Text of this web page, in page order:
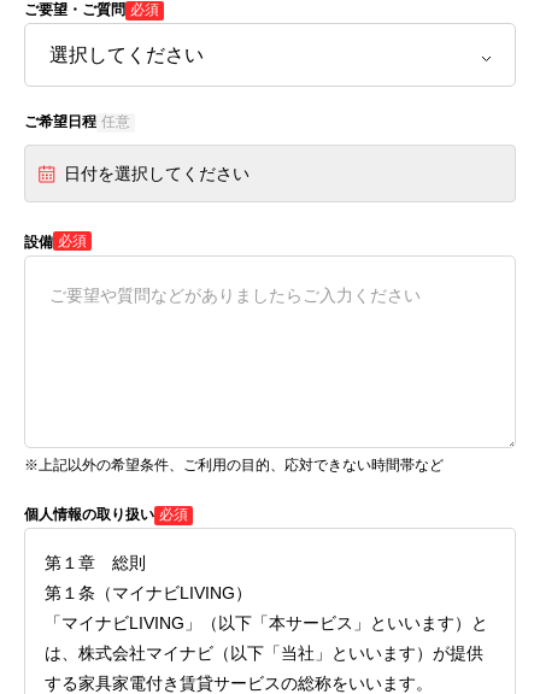
ご要望・ご質問 必須
ご希望日程 任意
日付を選択してください
設備 必須
※上記以外の希望条件、ご利用の目的、応対できない時間帯など
個人情報の取り扱い 必須
第１章 総則
第１条（マイナビLIVING）
「マイナビLIVING」（以下「本サービス」といいます）と
は、株式会社マイナビ（以下「当社」といいます）が提供
する家具家電付き賃貸サービスの総称をいいます。